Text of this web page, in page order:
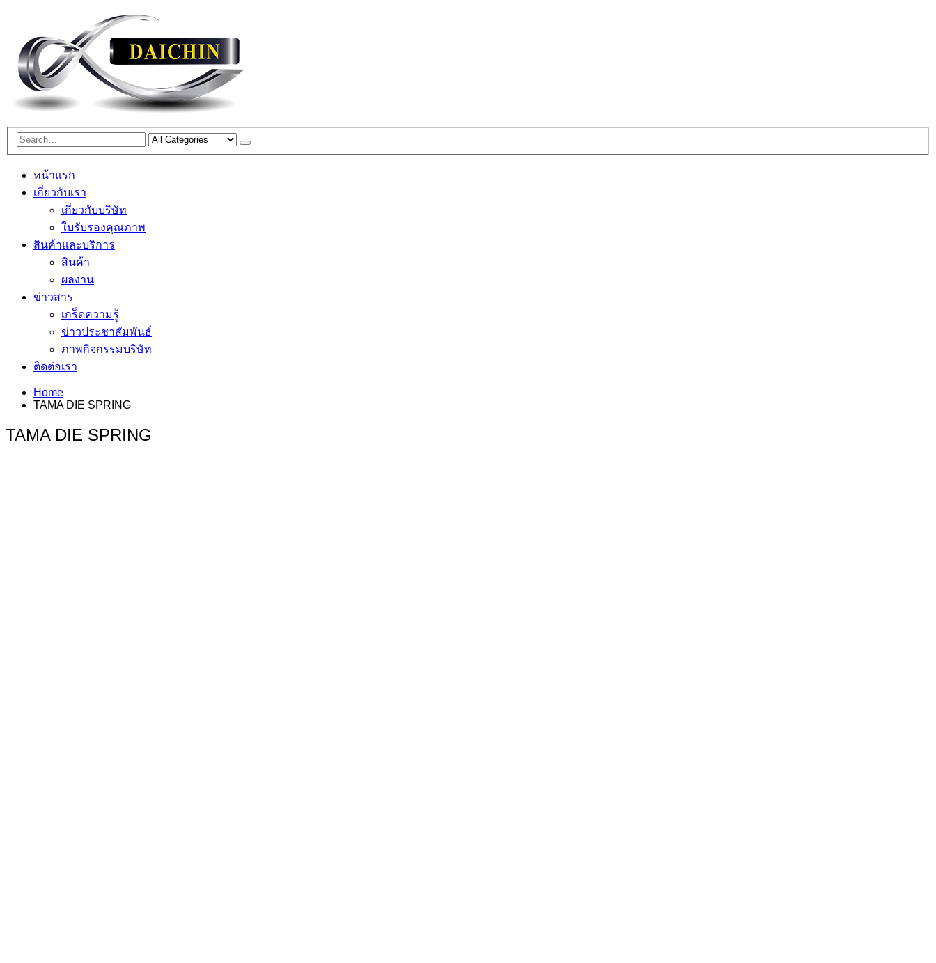
หน้าแรก
เกี่ยวกับเรา
เกี่ยวกับบริษัท
ใบรับรองคุณภาพ
สินค้าและบริการ
สินค้า
ผลงาน
ข่าวสาร
เกร็ดความรู้
ข่าวประชาสัมพันธ์
ภาพกิจกรรมบริษัท
ติดต่อเรา
Home
TAMA DIE SPRING
TAMA DIE SPRING